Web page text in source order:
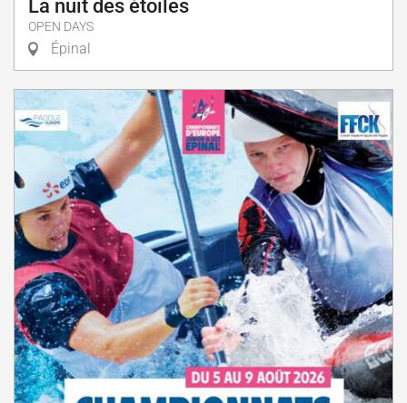
La nuit des étoiles
OPEN DAYS
Épinal